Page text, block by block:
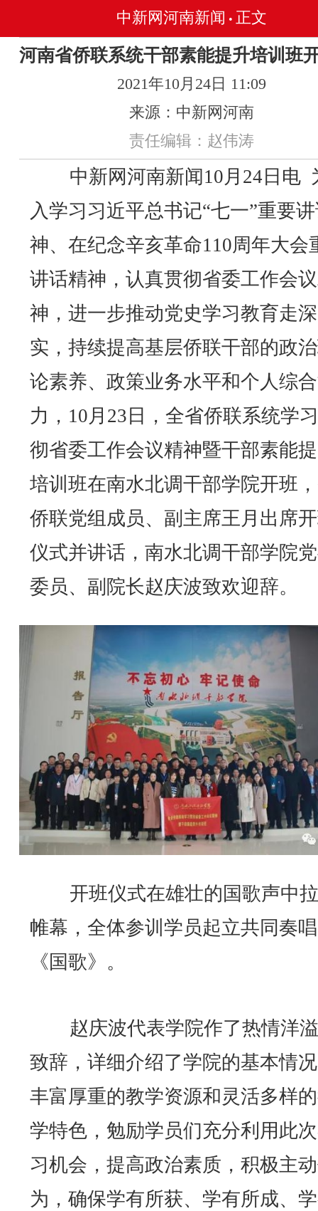
中新网河南新闻 • 正文
河南省侨联系统干部素能提升培训班
2021年10月24日 11:09
来源：中新网河南
责任编辑：赵伟涛
中新网河南新闻10月24日电
入学习习近平总书记“七一”重要
神、在纪念辛亥革命110周年大会
讲话精神，认真贯彻省委工作会
神，进一步推动党史学习教育走
实，持续提高基层侨联干部的政
论素养、政策业务水平和个人综
力，10月23日，全省侨联系统学
彻省委工作会议精神暨干部素能
培训班在南水北调干部学院开班
侨联党组成员、副主席王月出席
仪式并讲话，南水北调干部学院
委员、副院长赵庆波致欢迎辞。
开班仪式在雄壮的国歌声中
帷幕，全体参训学员起立共同奏唱
《国歌》。
赵庆波代表学院作了热情洋
致辞，详细介绍了学院的基本情
丰富厚重的教学资源和灵活多样
学特色，勉励学员们充分利用此
习机会，提高政治素质，积极主
为，确保学有所获、学有所成、